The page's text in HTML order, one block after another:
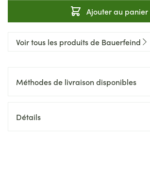
Ajouter au panier
Voir tous les produits de Bauerfeind
Méthodes de livraison disponibles
Détails